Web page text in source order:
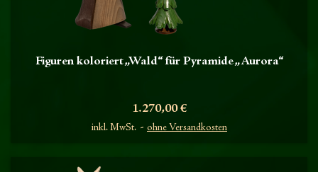
Figuren koloriert „Wald“ für Pyramide „Aurora“
Preis
1.270,00 €
inkl. MwSt. ohne Versandkosten